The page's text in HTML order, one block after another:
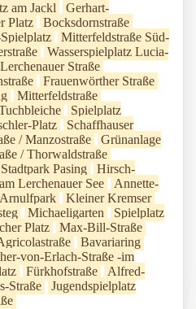
am Jackl
Gerhart-
Platz
Bocksdornstraße
Mitterfeldstraße Süd-
Wasserspielplatz Lucia-
Lerchenauer Straße
Frauenwörther Straße
Mitterfeldstraße
Spielplatz
Platz
Schaffhauser
/ Manzostraße
Grünanlage
/ Thorwaldstraße
Pasing
Hirsch-
Lerchenauer See
Annette-
Kleiner Kremser
Michaeligarten
Spielplatz
Platz
Max-Bill-Straße
Bavariaring
von-Erlach-Straße -im
Fürkhofstraße
Alfred-
Straße
Jugendspielplatz